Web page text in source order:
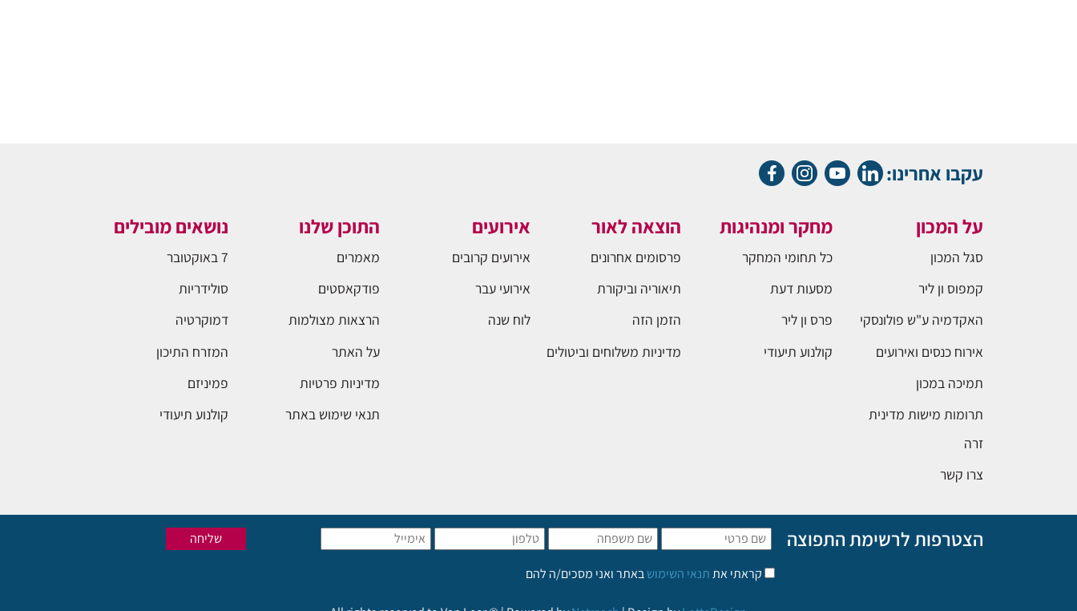
עקבו אחרינו:
על המכון
סגל המכון
קמפוס ון ליר
האקדמיה ע"ש פולונסקי
אירוח כנסים ואירועים
תמיכה במכון
תרומות מישות מדינית
זרה
צרו קשר
מחקר ומנהיגות
כל תחומי המחקר
מסעות דעת
פרס ון ליר
קולנוע תיעודי
הוצאה לאור
פרסומים אחרונים
תיאוריה וביקורת
הזמן הזה
מדיניות משלוחים וביטולים
אירועים
אירועים קרובים
אירועי עבר
לוח שנה
התוכן שלנו
מאמרים
פודקאסטים
הרצאות מצולמות
על האתר
מדיניות פרטיות
תנאי שימוש באתר
נושאים מובילים
7 באוקטובר
סולידריות
דמוקרטיה
המזרח התיכון
פמיניזם
קולנוע תיעודי
הצטרפות לרשימת התפוצה
קראתי אתתנאי השימושבאתר ואני מסכים/ה להם